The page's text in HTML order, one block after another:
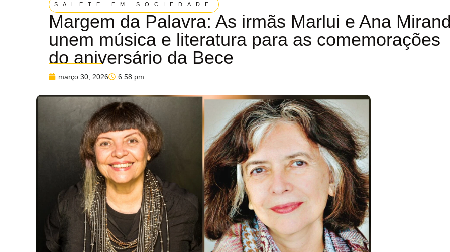
SALETE EM SOCIEDADE
Margem da Palavra: As irmãs Marlui e Ana
unem música e literatura para as comemorações
do aniversário da Bece
março 30, 2026 6:58 pm